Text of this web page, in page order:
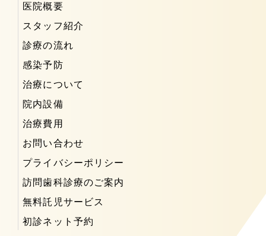
医院概要
スタッフ紹介
診療の流れ
感染予防
治療について
院内設備
治療費用
お問い合わせ
プライバシーポリシー
訪問歯科診療のご案内
無料託児サービス
初診ネット予約